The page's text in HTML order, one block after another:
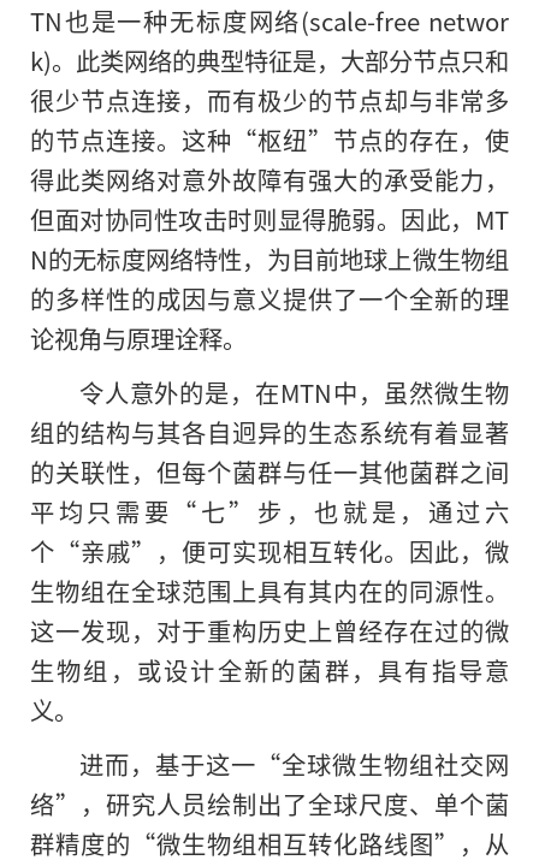
TN也是一种无标度网络(scale-free networ
k)。此类网络的典型特征是，大部分节点只和
很少节点连接，而有极少的节点却与非常多
的节点连接。这种“枢纽”节点的存在，使
得此类网络对意外故障有强大的承受能力，
但面对协同性攻击时则显得脆弱。因此，MT
N的无标度网络特性，为目前地球上微生物组
的多样性的成因与意义提供了一个全新的理
论视角与原理诠释。
令人意外的是，在MTN中，虽然微生物
组的结构与其各自迥异的生态系统有着显著
的关联性，但每个菌群与任一其他菌群之间
平均只需要“七”步，也就是，通过六
个“亲戚”，便可实现相互转化。因此，微
生物组在全球范围上具有其内在的同源性。
这一发现，对于重构历史上曾经存在过的微
生物组，或设计全新的菌群，具有指导意
义。
进而，基于这一“全球微生物组社交网
络”，研究人员绘制出了全球尺度、单个菌
群精度的“微生物组相互转化路线图”，从